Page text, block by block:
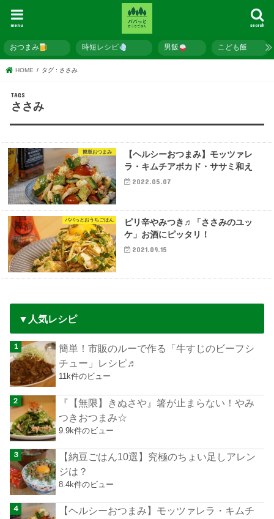
search
menu
おつまみ 時短レシピ 男飯 こども飯
HOME タグ : ささみ
ささみ
簡単おつまみ
【ヘルシーおつまみ】モッツァレ
ラ・キムチアボカド・ササミ和え
2022.05.07
パパっとおうちごはん
ピリ辛やみつき♬「ささみのユッ
ケ」お酒にピッタリ！
2021.09.15
▼人気レシピ
簡単！市販のルーで作る「牛すじのビーフシ
チュー」レシピ♬
11k件のビュー
『【無限】きぬさや』箸が止まらない！やみ
つきおつまみ☆
9.9k件のビュー
【納豆ごはん10選】究極のちょい足しアレン
ジは？
8.4k件のビュー
【ヘルシーおつまみ】モッツァレラ・キムチ